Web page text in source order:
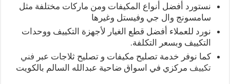
نستورد أفضل أنواع المكيفات ومن ماركات مختلفة مثل
سامسونج وال جي وفيستل وغيرها
نورد للعملاء أفضل قطع الغيار لأجهزة التكييف ووحدات
التكييف وبسعر التكلفة.
كما نوفر خدمة تصليح مكيفات و تصليح ثلاجات عبر فني
تكييف مركزي في اسواق ضاحية عبدالله السالم بالكويت